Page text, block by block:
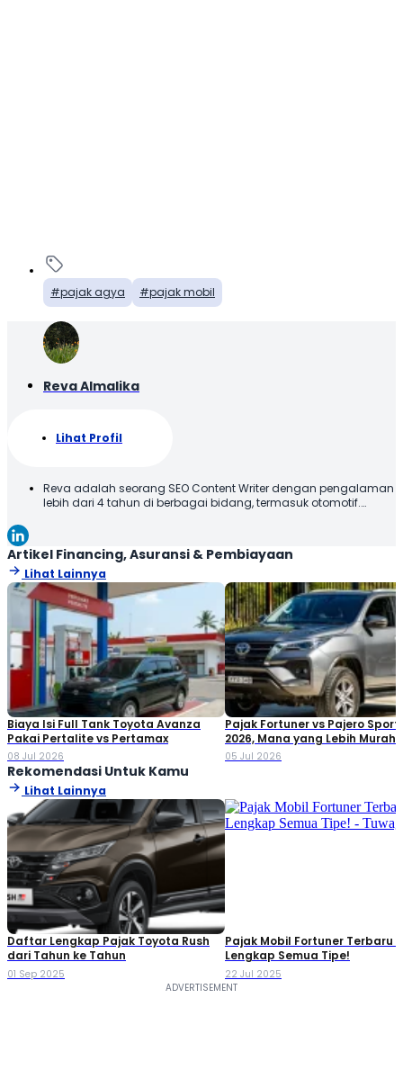
pajak agya pajak mobil
Reva Almalika
Lihat Profil
Reva adalah seorang SEO Content Writer dengan pengalaman
lebih dari 4 tahun di berbagai bidang, termasuk otomotif.
informatif, menarik, dan mudah dipahami oleh pembaca.
Artikel Financing, Asuransi & Pembiayaan
Lihat Lainnya
Biaya Isi Full Tank Toyota Avanza
Pakai Pertalite vs Pertamax
08 Jul 2026
Pajak Fortuner vs Pajero Sport
2026, Mana yang Lebih
Perbandingan Lengkapnya
05 Jul 2026
Rekomendasi Untuk Kamu
Lihat Lainnya
Daftar Lengkap Pajak Toyota Rush
dari Tahun ke Tahun
01 Sep 2025
Pajak Mobil Fortuner Terbaru
Lengkap Semua Tipe!
22 Jul 2025